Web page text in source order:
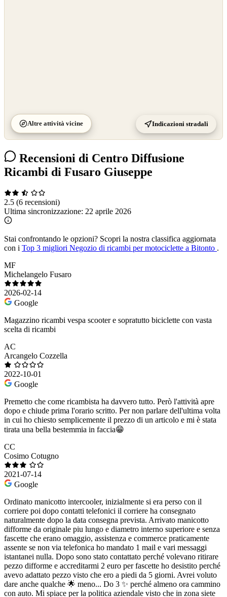
Altre attività vicine Indicazioni stradali
Recensioni di Centro Diffusione
Ricambi di Fusaro Giuseppe
2.5 (6 recensioni)
Ultima sincronizzazione: 22 aprile 2026
Stai confrontando le opzioni? Scopri la nostra classifica aggiornata
con i Top 3 migliori Negozio di ricambi per motociclette a Bitonto .
MF
Michelangelo Fusaro
2026-02-14
Google
Magazzino ricambi vespa scooter e sopratutto biciclette con vasta
scelta di ricambi
AC
Arcangelo Cozzella
2022-10-01
Google
Premetto che come ricambista ha davvero tutto. Però l'attività apre
dopo e chiude prima l'orario scritto. Per non parlare dell'ultima volta
in cui ho chiesto semplicemente il prezzo di un articolo e mi è stata
tirata una bella bestemmia in faccia😁
CC
Cosimo Cotugno
2021-07-14
Google
Ordinato manicotto intercooler, inizialmente si era perso con il
corriere poi dopo contatti telefonici il corriere ha consegnato
naturalmente dopo la data consegna prevista. Arrivato manicotto
difforme da originale piu lungo e diametro interno superiore e senza
fascette che erano omaggio, assistenza e commerce praticamente
assente se non via telefonica ho mandato 1 mail e vari messaggi
istantanei nulla. Dopo sono stato contattato perché volevano ritirare
pezzo difforme e accreditarmi 2 euro per fascette ho desistito perché
avevo adattato pezzo visto che ero a piedi da 5 giorni. Avrei voluto
dare anche qualche 🌟 meno... Do 3 ✨ perché almeno ora cammino
con auto. Mi spiace per la politica aziendale visto che in zona siete